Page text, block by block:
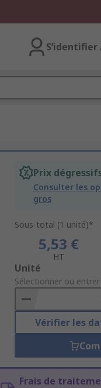
Prix
Consulter les
gros
Sous-total (1 unité)*
5,53 €
HT
Add
to
Basket
Unité
Sélectionner ou
Vérifier les
Frais de